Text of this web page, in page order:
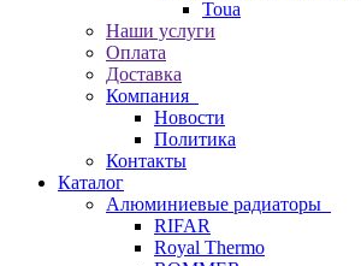
Toua
Наши услуги
Оплата
Доставка
Компания
Новости
Политика
Контакты
Каталог
Алюминиевые радиаторы
RIFAR
Royal Thermo